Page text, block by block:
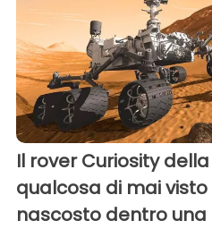
Il rover Curiosity
qualcosa di mai
nascosto dentro una